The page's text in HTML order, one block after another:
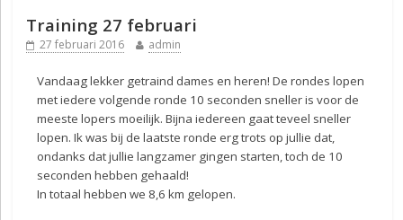
Training 27 februari
27 februari 2016 admin
Vandaag lekker getraind dames en heren! De rondes lopen
met iedere volgende ronde 10 seconden sneller is voor de
meeste lopers moeilijk. Bijna iedereen gaat teveel sneller
lopen. Ik was bij de laatste ronde erg trots op jullie dat,
ondanks dat jullie langzamer gingen starten, toch de 10
seconden hebben gehaald!
In totaal hebben we 8,6 km gelopen.